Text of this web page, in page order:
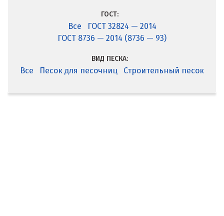
ГОСТ:
Все
ГОСТ 32824 — 2014
ГОСТ 8736 — 2014 (8736 — 93)
ВИД ПЕСКА:
Все Песок для песочниц Строительный песок